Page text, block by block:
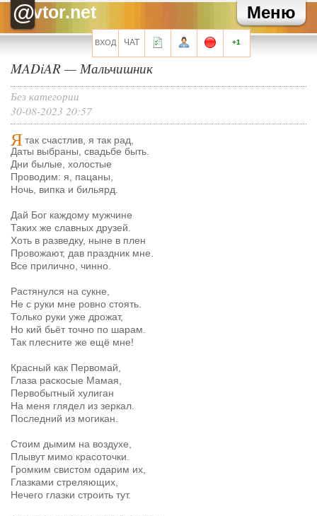
Меню
@vtor.net
Головной убор
с днем рождения, Полина!
Головной убор
обычно я всегда все путаю, но ведь сегодня же у Кофе
день рождения?
Придворный Шут
Все сообщения мини-чата
Запомнить?
Регистрация
Забыли свой пароль?
ВХОД ЧАТ +1
MADiAR— Мальчишник
Без категории
30-08-2023 20:57
Я так счастлив, я так рад,
Даты выбраны, свадьбе быть.
Дни былые, холостые
Проводим: я, пацаны,
Ночь, випка и бильярд.
Дай Бог каждому мужчине
Таких же славных друзей.
Хоть в разведку, ныне в плен
Провожают, дав праздник мне.
Все прилично, чинно.
Растянулся на сукне,
Не с руки мне ровно стоять.
Только руки уже дрожат,
Но кий бьёт точно по шарам.
Так плесните же ещё мне!
Красный как Первомай,
Глаза раскосые Мамая,
Первобытный хулиган
На меня глядел из зеркал.
Последний из могикан.
Стоим дымим на воздухе,
Плывут мимо красоточки.
Громким свистом одарим их,
Глазками стреляющих,
Нечего глазки строить тут.